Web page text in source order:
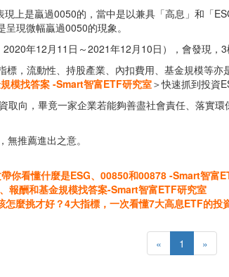
現上是贏過0050的，當中是以兼具「高息」和
現微幅贏過0050的現象。
年12月11日～2021年12月10日），會發現，3
，流動性、持股產業、內扣費用、基金規模等
模找答案 -Smart智富ETF研究室＞快速抓到投資
取向，畢竟一家企業若能夠善盡社會責任、落實
推薦進出之意。
你看懂什麼是ESG、00850和00878 -Smart智富
報酬和基金規模找答案-Smart智富ETF研究室
麼挑才好？4大指標，一次看懂7大高息ETF的投
« 1 »